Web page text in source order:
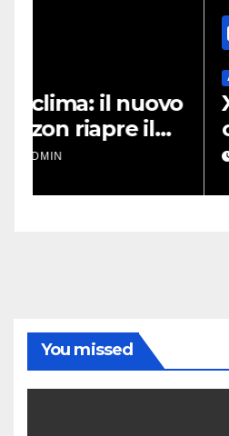
Xiaomi Mix Fold
conferma il
passaporto e
You missed